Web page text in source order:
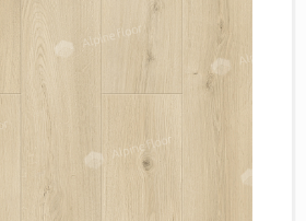
Бежевый
Дуб светлый
Коричневый